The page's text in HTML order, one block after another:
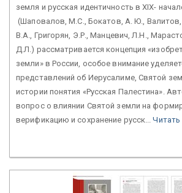
земля и русская идентичность в XIX-
(Шаповалов, М.С., Бокатов, А. Ю., Валитов,
В.А., Григорян, Э.Р., Манцевич, Л.Н.,
Д.Л.) рассматривается концепция
земли» в России, особое внимание
представлений об Иерусалиме, Святой
истории понятия «Русская Палестина».
вопрос о влиянии Святой земли на
верификацию и сохранение русск...Читать